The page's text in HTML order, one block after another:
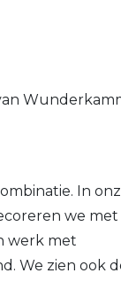
In
we met
werk met
We zien ook